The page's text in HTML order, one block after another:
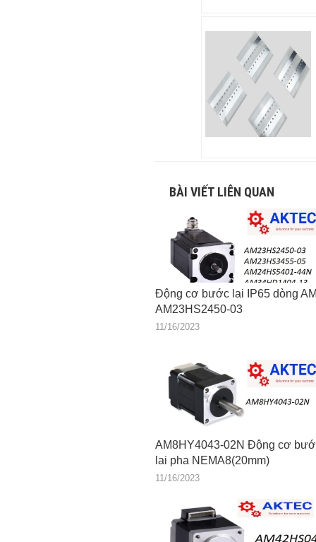
BÀI VIẾT LIÊN QUAN
Động cơ bước lai IP65 dòng
AM23HS2450-03
11/16/2023
AM8HY4043-02N Động cơ
lai pha NEMA8(20mm)
11/16/2023